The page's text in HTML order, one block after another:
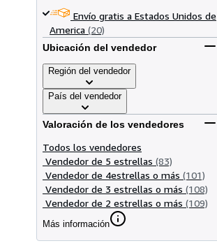
Envío gratis a Estados Unidos de
America (20)
Ubicación del vendedor
Región del vendedor
País del vendedor
Valoración de los vendedores
Todos los vendedores
Vendedor de 5 estrellas (83)
Vendedor de 4estrellas o más (101)
Vendedor de 3 estrellas o más (108)
Vendedor de 2 estrellas o más (109)
Más información